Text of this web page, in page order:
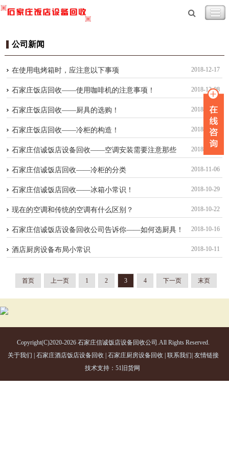
公司新闻
2018-12-17
在使用电烤箱时，应注意以下事项
2018-12-08
石家庄饭店回收——使用咖啡机的注意事项！
2018-12-01
石家庄饭店回收——厨具的选购！
2018-11-24
石家庄饭店回收——冷柜的构造！
2018-11-14
石家庄信诚饭店设备回收——空调安装需要注意那些
2018-11-06
石家庄信诚饭店回收——冷柜的分类
2018-10-29
石家庄信诚饭店回收——冰箱小常识！
2018-10-22
现在的空调和传统的空调有什么区别？
2018-10-16
石家庄信诚饭店设备回收公司告诉你——如何选厨具！
2018-10-11
酒店厨房设备布局小常识
首页 上一页 1 2 3 4 下一页 末页
Copyright(C)2020-2026 石家庄信诚饭店设备回收公司.All Rights Reserved.
关于我们
石家庄酒店饭店设备回收 石家庄厨房设备回收 联系我们 友情链接
技术支持： 51旧货网